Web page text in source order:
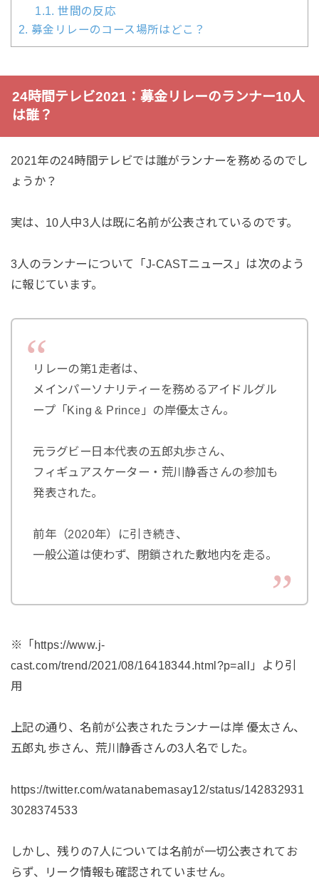
1.1. 世間の反応
2. 募金リレーのコース場所はどこ？
24時間テレビ2021：募金リレーのランナー10人
は誰？
2021年の24時間テレビでは誰がランナーを務めるのでし
ょうか？
実は、10人中3人は既に名前が公表されているのです。
3人のランナーについて「J-CASTニュース」は次のよう
に報じています。
リレーの第1走者は、
メインパーソナリティーを務めるアイドルグル
ープ「King & Prince」の岸優太さん。
元ラグビー日本代表の五郎丸歩さん、
フィギュアスケーター・荒川静香さんの参加も
発表された。
前年（2020年）に引き続き、
一般公道は使わず、閉鎖された敷地内を走る。
※「https://www.j-
cast.com/trend/2021/08/16418344.html?p=all」より引
用
上記の通り、名前が公表されたランナーは岸 優太さん、
五郎丸 歩さん、荒川静香さんの3人名でした。
https://twitter.com/watanabemasay12/status/142832931
3028374533
しかし、残りの7人については名前が一切公表されてお
らず、リーク情報も確認されていません。